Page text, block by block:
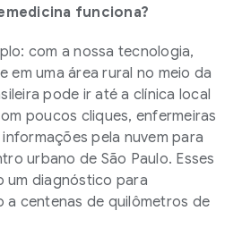
funciona?
com a nossa tecnologia,
em uma área rural no meio da
pode ir até a clínica local
poucos cliques, enfermeiras
pela nuvem para
urbano de São Paulo. Esses
um diagnóstico para
a centenas de quilômetros de